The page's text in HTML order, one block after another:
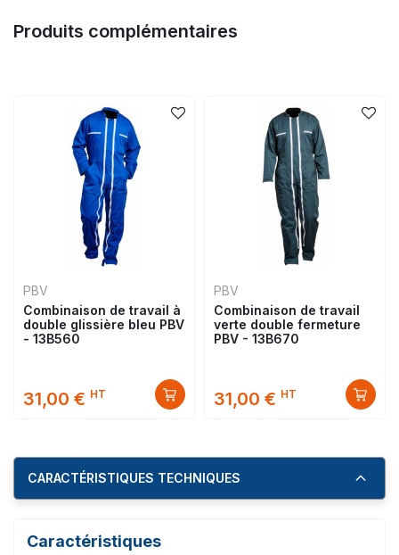
Produits complémentaires
PBV
Combinaison de travail à
double glissière bleu PBV
- 13B560
31,00 € HT
PBV
Combinaison de travail
verte double fermeture
PBV - 13B670
31,00 € HT
CARACTÉRISTIQUES TECHNIQUES
Caractéristiques